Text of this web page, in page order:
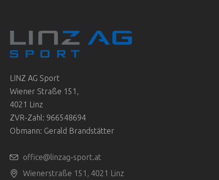
LINZ AG Sport
Wiener Straße 151,
4021 Linz
ZVR-Zahl: 966548694
Obmann: Gerald Brandstätter
office@linzag-sport.at
Wienerstraße 151, 4021 Linz